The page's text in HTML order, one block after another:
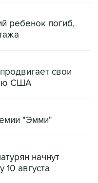
ребенок погиб,
свои
США
"Эмми"
начнут
10 августа